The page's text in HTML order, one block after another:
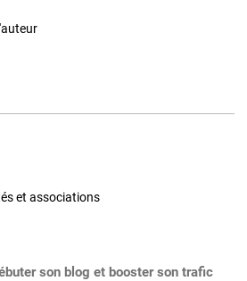
et associations
son blog et booster son trafic